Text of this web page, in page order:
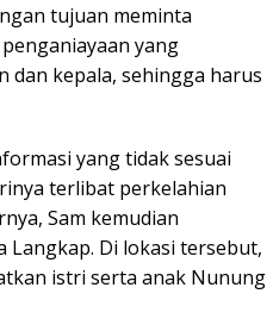
tujuan meminta
yang
dan kepala, sehingga harus
yang tidak sesuai
terlibat perkelahian
Sam kemudian
Langkap. Di lokasi tersebut,
istri serta anak Nunung